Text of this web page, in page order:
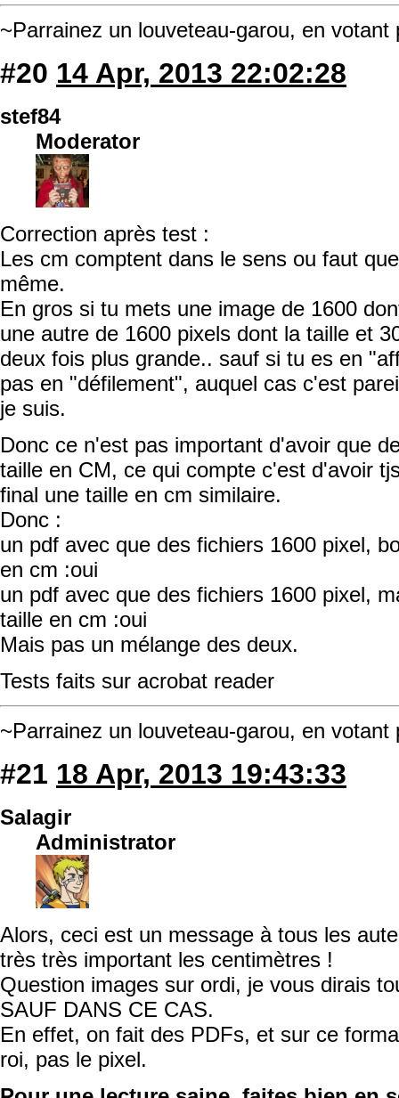
~Parrainez un louveteau-garou, en
#20 14 Apr, 2013 22:02:28
stef84
Moderator
Correction après test :
Les cm comptent dans le sens ou faut
même.
En gros si tu mets une image de 1600
une autre de 1600 pixels dont la taille et
deux fois plus grande.. sauf si tu es en
pas en "défilement", auquel cas c'est
je suis.
Donc ce n'est pas important d'avoir que
taille en CM, ce qui compte c'est d'avoir
final une taille en cm similaire.
Donc :
un pdf avec que des fichiers 1600 pixel,
en cm :oui
un pdf avec que des fichiers 1600 pixel,
taille en cm :oui
Mais pas un mélange des deux.
Tests faits sur acrobat reader
~Parrainez un louveteau-garou, en
#21 18 Apr, 2013 19:43:33
Salagir
Administrator
Alors, ceci est un message à tous les
très très important les centimètres !
Question images sur ordi, je vous dirais
SAUF DANS CE CAS.
En effet, on fait des PDFs, et sur ce
roi, pas le pixel.